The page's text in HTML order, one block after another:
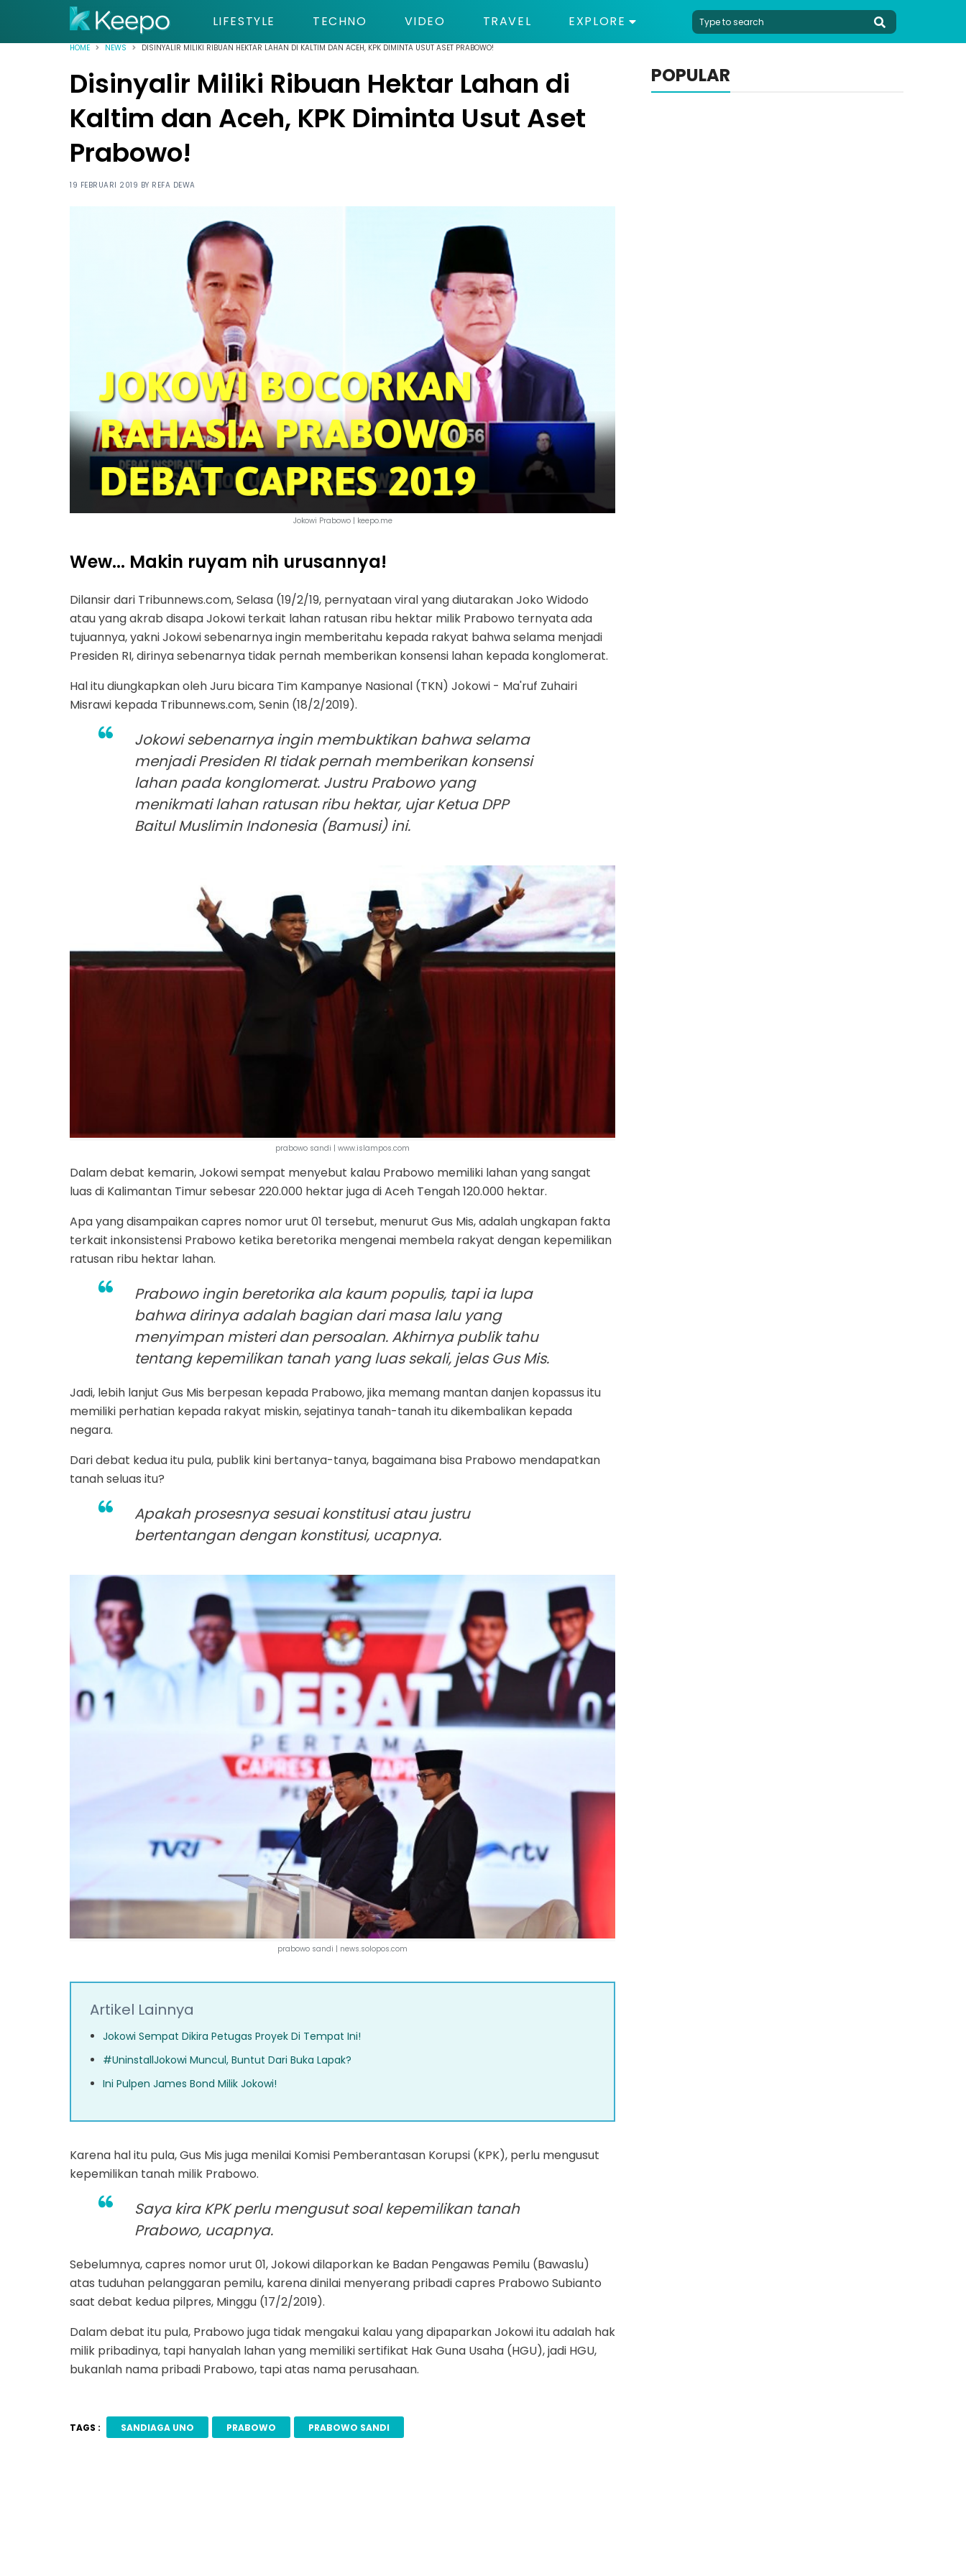
LIFESTYLE TECHNO VIDEO TRAVEL EXPLORE
HOME NEWS DISINYALIR MILIKI RIBUAN HEKTAR LAHAN DI KALTIM DAN ACEH, KPK DIMINTA USUT ASET PRABOWO!
Disinyalir Miliki Ribuan Hektar Lahan di
Kaltim dan Aceh, KPK Diminta Usut Aset
Prabowo!
19 FEBRUARI 2019 BY REFA DEWA
Jokowi Prabowo | keepo.me
Wew... Makin ruyam nih urusannya!
Dilansir dari Tribunnews.com, Selasa (19/2/19, pernyataan viral yang diutarakan Joko Widodo
atau yang akrab disapa Jokowi terkait lahan ratusan ribu hektar milik Prabowo ternyata ada
tujuannya, yakni Jokowi sebenarnya ingin memberitahu kepada rakyat bahwa selama menjadi
Presiden RI, dirinya sebenarnya tidak pernah memberikan konsensi lahan kepada konglomerat.
Hal itu diungkapkan oleh Juru bicara Tim Kampanye Nasional (TKN) Jokowi - Ma'ruf Zuhairi
Misrawi kepada Tribunnews.com, Senin (18/2/2019).
Jokowi sebenarnya ingin membuktikan bahwa selama
menjadi Presiden RI tidak pernah memberikan konsensi
lahan pada konglomerat. Justru Prabowo yang
menikmati lahan ratusan ribu hektar, ujar Ketua DPP
Baitul Muslimin Indonesia (Bamusi) ini.
prabowo sandi | www.islampos.com
Dalam debat kemarin, Jokowi sempat menyebut kalau Prabowo memiliki lahan yang sangat
luas di Kalimantan Timur sebesar 220.000 hektar juga di Aceh Tengah 120.000 hektar.
Apa yang disampaikan capres nomor urut 01 tersebut, menurut Gus Mis, adalah ungkapan fakta
terkait inkonsistensi Prabowo ketika beretorika mengenai membela rakyat dengan kepemilikan
ratusan ribu hektar lahan.
Prabowo ingin beretorika ala kaum populis, tapi ia lupa
bahwa dirinya adalah bagian dari masa lalu yang
menyimpan misteri dan persoalan. Akhirnya publik tahu
tentang kepemilikan tanah yang luas sekali, jelas Gus Mis.
Jadi, lebih lanjut Gus Mis berpesan kepada Prabowo, jika memang mantan danjen kopassus itu
memiliki perhatian kepada rakyat miskin, sejatinya tanah-tanah itu dikembalikan kepada
negara.
Dari debat kedua itu pula, publik kini bertanya-tanya, bagaimana bisa Prabowo mendapatkan
tanah seluas itu?
Apakah prosesnya sesuai konstitusi atau justru
bertentangan dengan konstitusi, ucapnya.
prabowo sandi | news.solopos.com
Artikel Lainnya
Jokowi Sempat Dikira Petugas Proyek Di Tempat Ini!
#UninstallJokowi Muncul, Buntut Dari Buka Lapak?
Ini Pulpen James Bond Milik Jokowi!
Karena hal itu pula, Gus Mis juga menilai Komisi Pemberantasan Korupsi (KPK), perlu mengusut
kepemilikan tanah milik Prabowo.
Saya kira KPK perlu mengusut soal kepemilikan tanah
Prabowo, ucapnya.
Sebelumnya, capres nomor urut 01, Jokowi dilaporkan ke Badan Pengawas Pemilu (Bawaslu)
atas tuduhan pelanggaran pemilu, karena dinilai menyerang pribadi capres Prabowo Subianto
saat debat kedua pilpres, Minggu (17/2/2019).
Dalam debat itu pula, Prabowo juga tidak mengakui kalau yang dipaparkan Jokowi itu adalah hak
milik pribadinya, tapi hanyalah lahan yang memiliki sertifikat Hak Guna Usaha (HGU), jadi HGU,
bukanlah nama pribadi Prabowo, tapi atas nama perusahaan.
TAGS : SANDIAGA UNO PRABOWO PRABOWO SANDI
POPULAR